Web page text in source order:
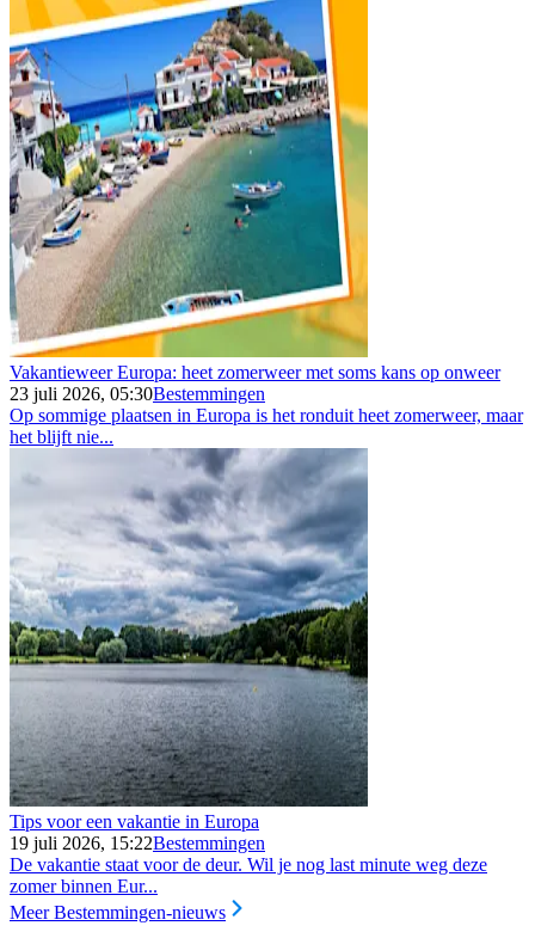
Vakantieweer Europa: heet zomerweer met soms kans op onweer
23 juli 2026, 05:30Bestemmingen
Op sommige plaatsen in Europa is het ronduit heet zomerweer, maar
het blijft nie...
Tips voor een vakantie in Europa
19 juli 2026, 15:22Bestemmingen
De vakantie staat voor de deur. Wil je nog last minute weg deze
zomer binnen Eur...
Meer Bestemmingen-nieuws